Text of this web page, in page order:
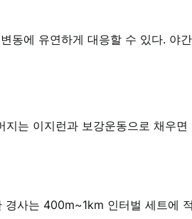
동에 유연하게 대응할 수 있다. 야
는 이지런과 보강운동으로 채우
사는 400m~1km 인터벌 세트에